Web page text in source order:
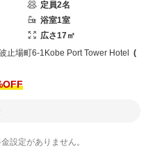
定員2名
浴室1室
広さ17㎡
止場町6-1 Kobe Port Tower Hotel
設定がありません。